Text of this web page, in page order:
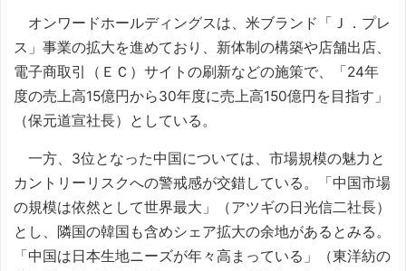
オンワードホールディングスは、米ブランド「Ｊ．プレ
ス」事業の拡大を進めており、新体制の構築や店舗出店、
電子商取引（ＥＣ）サイトの刷新などの施策で、「24年
度の売上高15億円から30年度に売上高150億円を目指す」
（保元道宣社長）としている。
一方、3位となった中国については、市場規模の魅力と
カントリーリスクへの警戒感が交錯している。「中国市場
の規模は依然として世界最大」（アツギの日光信二社長）
とし、隣国の韓国も含めシェア拡大の余地があるとみる。
「中国は日本生地ニーズが年々高まっている」（東洋紡の